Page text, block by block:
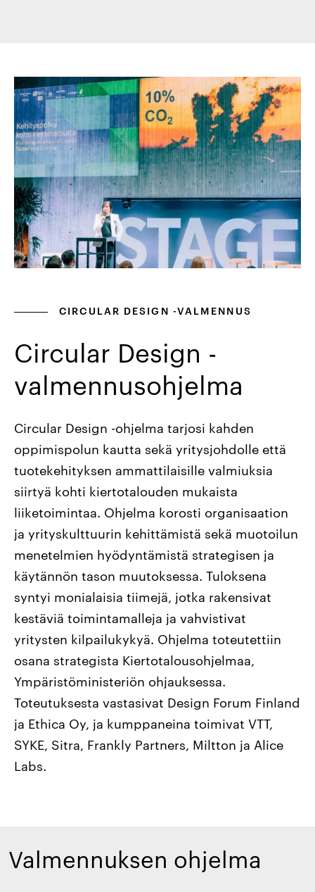
CIRCULAR DESIGN -VALMENNUS
Circular Design -
valmennusohjelma
Circular Design -ohjelma tarjosi kahden
oppimispolun kautta sekä yritysjohdolle että
tuotekehityksen ammattilaisille valmiuksia
siirtyä kohti kiertotalouden mukaista
liiketoimintaa. Ohjelma korosti organisaation
ja yrityskulttuurin kehittämistä sekä muotoilun
menetelmien hyödyntämistä strategisen ja
käytännön tason muutoksessa. Tuloksena
syntyi monialaisia tiimejä, jotka rakensivat
kestäviä toimintamalleja ja vahvistivat
yritysten kilpailukykyä. Ohjelma toteutettiin
osana strategista Kiertotalousohjelmaa,
Ympäristöministeriön ohjauksessa.
Toteutuksesta vastasivat Design Forum Finland
ja Ethica Oy, ja kumppaneina toimivat VTT,
SYKE, Sitra, Frankly Partners, Miltton ja Alice
Labs.
Valmennuksen ohjelma